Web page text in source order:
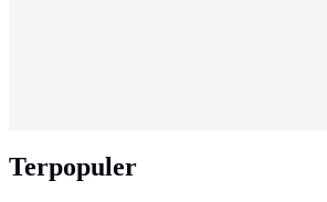
Terpopuler